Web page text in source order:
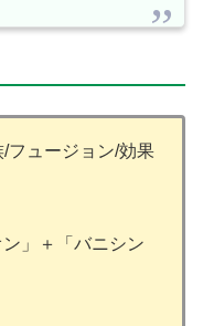
フュージョン/効果
」＋「バニシン